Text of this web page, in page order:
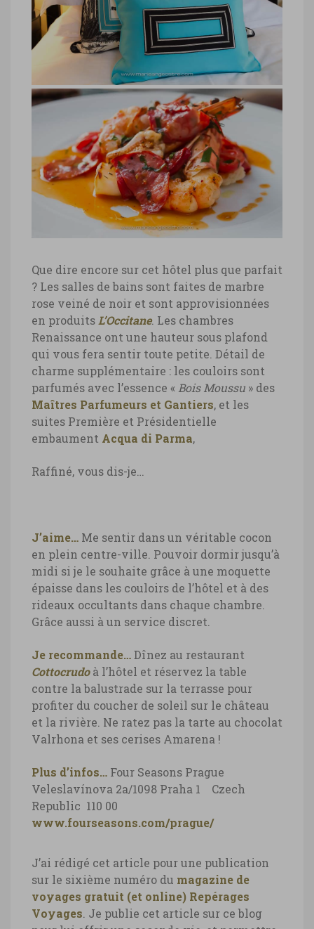
Four Seasons Prague, pâtes encre
Four Seasons Prague, pâtes encre de
seiche et homard © Marie-Ange Ostré
hôtel Four Seasons Prague
hôtel Four Seasons Prague © Marie-Ange
Ostré
hôtel Four Seasons Prague, cuisine
hôtel Four Seasons Prague, cuisine ©
Marie-Ange Ostré
Que dire encore sur cet hôtel plus que parfait
? Les salles de bains sont faites de marbre
rose veiné de noir et sont approvisionnées
en produitsL’Occitane. Les chambres
Renaissance ont une hauteur sous plafond
qui vous fera sentir toute petite. Détail de
charme supplémentaire : les couloirs sont
parfumés avec l’essence « Bois Moussu » des
Maîtres Parfumeurs et Gantiers, et les
suites Première et Présidentielle
embaument Acqua di Parma,
Raffiné, vous dis-je…
J’aime… Me sentir dans un véritable cocon
en plein centre-ville. Pouvoir dormir jusqu’à
midi si je le souhaite grâce à une moquette
épaisse dans les couloirs de l’hôtel et à des
rideaux occultants dans chaque chambre.
Grâce aussi à un service discret.
Je recommande…Dînez au restaurant
Cottocrudoà l’hôtel et réservez la table
contre la balustrade sur la terrasse pour
profiter du coucher de soleil sur le château
et la rivière. Ne ratez pas la tarte au chocolat
Valrhona et ses cerises Amarena !
Plus d’infos… Four Seasons Prague
Veleslavínova 2a/1098 Praha 1 Czech
Republic 110 00
www.fourseasons.com/prague/
J’ai rédigé cet article pour une publication
sur le sixième numéro du magazine de
voyages gratuit (et online) Repérages
Voyages. Je publie cet article sur ce blog